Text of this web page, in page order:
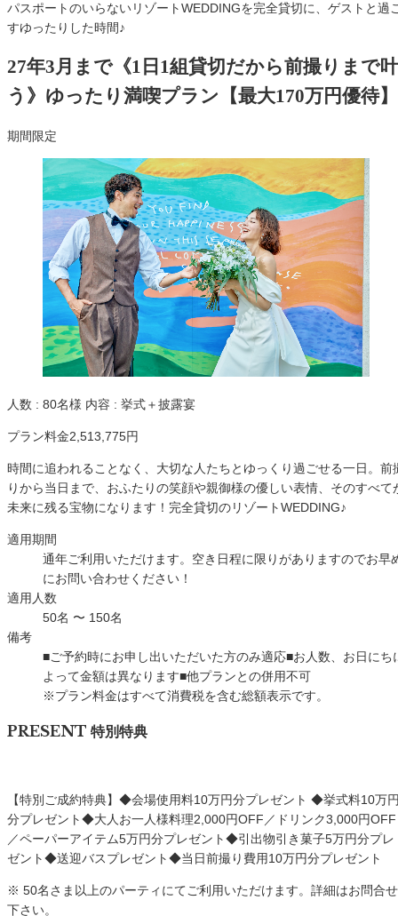
パスポートのいらないリゾートWEDDINGを完全貸切に、ゲストと過
すゆったりした時間♪
27年3月まで《1日1組貸切だから前撮りまで叶
う》ゆったり満喫プラン【最大170万円優待】
期間限定
人数 : 80名様 内容 : 挙式＋披露宴
プラン料金2,513,775円
時間に追われることなく、大切な人たちとゆっくり過ごせる一日。前
りから当日まで、おふたりの笑顔や親御様の優しい表情、そのすべて
未来に残る宝物になります！完全貸切のリゾートWEDDING♪
適用期間
通年ご利用いただけます。空き日程に限りがありますのでお早
にお問い合わせください！
適用人数
50名 〜 150名
備考
■ご予約時にお申し出いただいた方のみ適応■お人数、お日にち
よって金額は異なります■他プランとの併用不可
※プラン料金はすべて消費税を含む総額表示です。
PRESENT 特別特典
【特別ご成約特典】◆会場使用料10万円分プレゼント ◆挙式料10万
分プレゼント◆大人お一人様料理2,000円OFF／ドリンク3,000円OFF
／ペーパーアイテム5万円分プレゼント◆引出物引き菓子5万円分プレ
ゼント◆送迎バスプレゼント◆当日前撮り費用10万円分プレゼント
※ 50名さま以上のパーティにてご利用いただけます。詳細はお問合せ
下さい。